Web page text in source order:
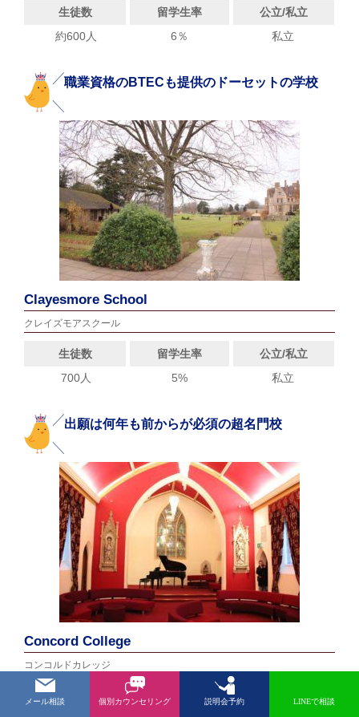
生徒数 留学生率
公立/私立
約600人
6％ 私立
職業資格のBTECも提供のドーセットの学校
Clayesmore School
クレイズモアスクール
生徒数 留学生率
公立/私立
700人
5% 私立
出願は何年も前からが必須の超名門校
Concord College
コンコルドカレッジ
生徒数 留学生率
公立/私立
メール相談 個別カウンセリング 説明会予約 LINEで相談